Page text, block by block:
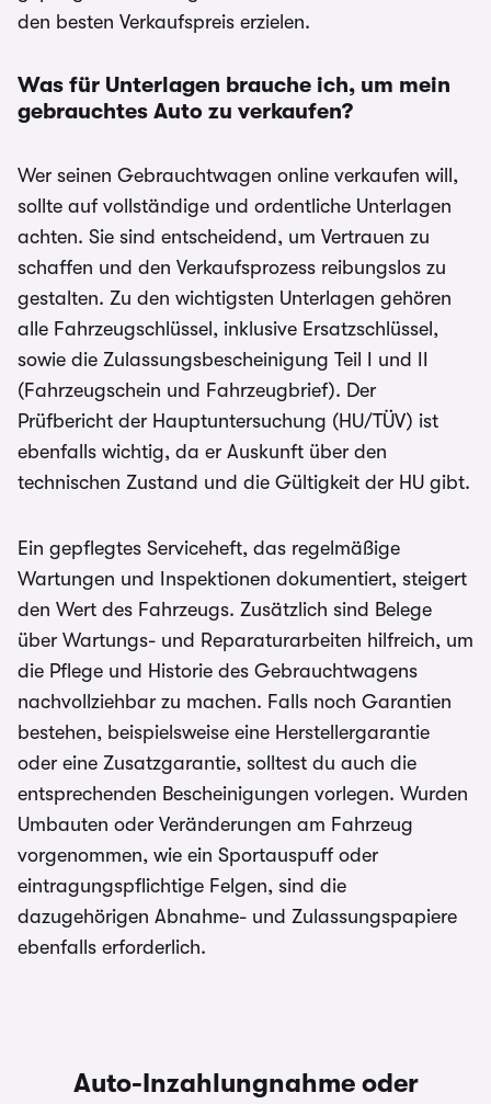
den besten Verkaufspreis erzielen.
Was für Unterlagen brauche ich, um mein
gebrauchtes Auto zu verkaufen?
Wer seinen Gebrauchtwagen online verkaufen will,
sollte auf vollständige und ordentliche Unterlagen
achten. Sie sind entscheidend, um Vertrauen zu
schaffen und den Verkaufsprozess reibungslos zu
gestalten. Zu den wichtigsten Unterlagen gehören
alle Fahrzeugschlüssel, inklusive Ersatzschlüssel,
sowie die Zulassungsbescheinigung Teil I und II
(Fahrzeugschein und Fahrzeugbrief). Der
Prüfbericht der Hauptuntersuchung (HU/TÜV) ist
ebenfalls wichtig, da er Auskunft über den
technischen Zustand und die Gültigkeit der HU gibt.
Ein gepflegtes Serviceheft, das regelmäßige
Wartungen und Inspektionen dokumentiert, steigert
den Wert des Fahrzeugs. Zusätzlich sind Belege
über Wartungs- und Reparaturarbeiten hilfreich, um
die Pflege und Historie des Gebrauchtwagens
nachvollziehbar zu machen. Falls noch Garantien
bestehen, beispielsweise eine Herstellergarantie
oder eine Zusatzgarantie, solltest du auch die
entsprechenden Bescheinigungen vorlegen. Wurden
Umbauten oder Veränderungen am Fahrzeug
vorgenommen, wie ein Sportauspuff oder
eintragungspflichtige Felgen, sind die
dazugehörigen Abnahme- und Zulassungspapiere
ebenfalls erforderlich.
Auto-Inzahlungnahme oder